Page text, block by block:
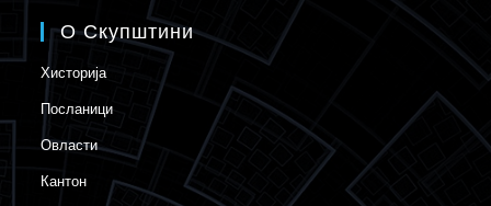
О Скупштини
Хисторија
Посланици
Овласти
Кантон